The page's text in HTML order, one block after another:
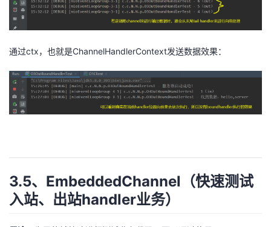
通过ctx，也就是ChannelHandlerContext发送数据效果：
3.5、EmbeddedChannel（快速测试
入站、出站handler业务）